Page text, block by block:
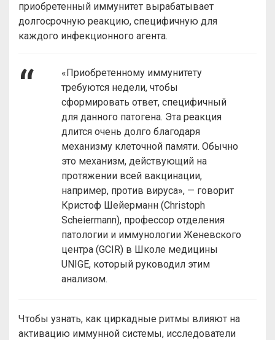
приобретенный иммунитет вырабатывает
долгосрочную реакцию, специфичную для
каждого инфекционного агента.
«Приобретенному иммунитету
требуются недели, чтобы
сформировать ответ, специфичный
для данного патогена. Эта реакция
длится очень долго благодаря
механизму клеточной памяти. Обычно
это механизм, действующий на
протяжении всей вакцинации,
например, против вируса», — говорит
Кристоф Шейерманн (Christoph
Scheiermann), профессор отделения
патологии и иммунологии Женевского
центра (GCIR) в Школе медицины
UNIGE, который руководил этим
анализом.
Чтобы узнать, как циркадные ритмы влияют на
активацию иммунной системы, исследователи